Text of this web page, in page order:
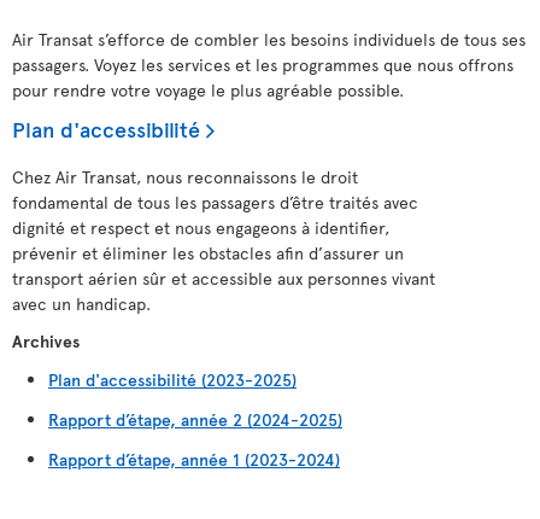
Air Transat s’efforce de combler les besoins individuels de tous ses
passagers. Voyez les services et les programmes que nous offrons
pour rendre votre voyage le plus agréable possible.
Plan d'accessibilité
Chez Air Transat, nous reconnaissons le droit
fondamental de tous les passagers d’être traités avec
dignité et respect et nous engageons à identifier,
prévenir et éliminer les obstacles afin d’assurer un
transport aérien sûr et accessible aux personnes vivant
avec un handicap.
Archives
Plan d'accessibilité (2023-2025)
Rapport d’étape, année 2 (2024-2025)
Rapport d’étape, année 1 (2023-2024)